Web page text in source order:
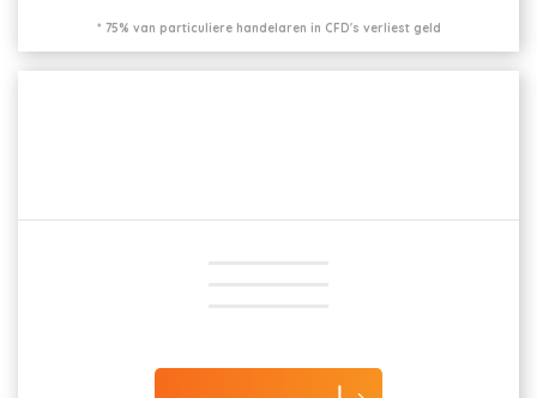
* 75% van particuliere handelaren in CFD's verliest geld